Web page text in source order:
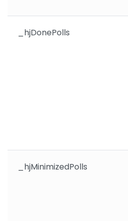
_hjDonePolls
_hjMinimizedPolls